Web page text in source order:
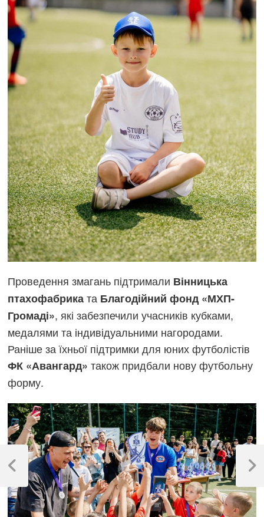
Проведення змагань підтримали Вінницька
птахофабриката Благодійний фонд «МХП-
Громаді», які забезпечили учасників кубками,
медалями та індивідуальними нагородами.
Раніше за їхньої підтримки для юних футболістів
ФК «Авангард» також придбали нову футбольну
форму.
Навігація
записів
Previous
Next
Post